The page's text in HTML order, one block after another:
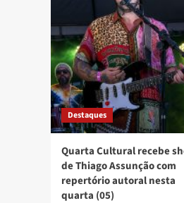
Destaques
Quarta Cultural recebe
de Thiago Assunção com
repertório autoral nesta
quarta (05)